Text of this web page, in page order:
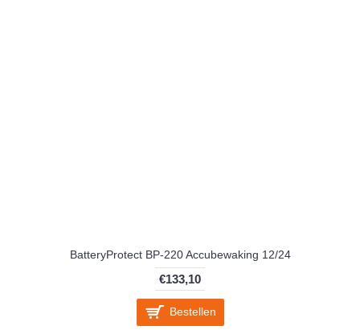
BatteryProtect BP-220 Accubewaking 12/24
€133,10
Bestellen